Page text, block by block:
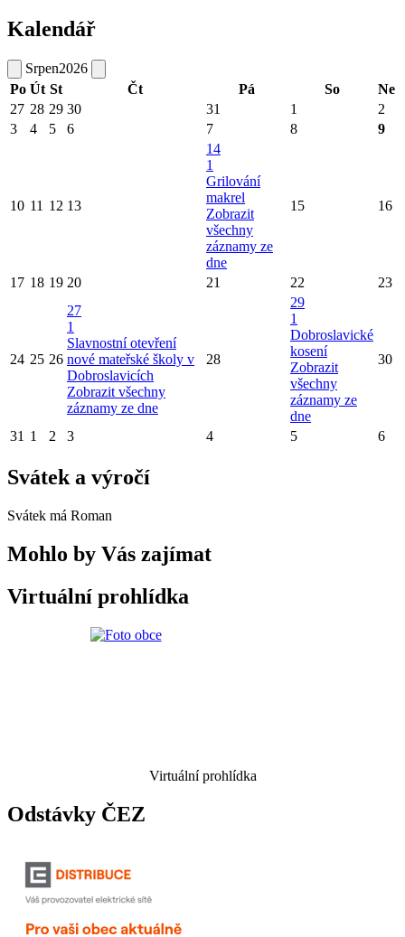
Kalendář
Srpen2026
Po Út St Čt Pá So
Ne
27 28 29 30 31 1
2
3
4 5 6 7 8 9
10 11 12 13
14
1
Grilování
makrel
Zobrazit
všechny
záznamy ze
dne
15 16
17 18 19 20 21 22 23
24 25 26
27
1
Slavnostní otevření
nové mateřské školy v
Dobroslavicích
Zobrazit všechny
záznamy ze dne
28
29
1
Dobroslavické
kosení
Zobrazit
všechny
záznamy ze
dne
30
31 1 2 3 4 5 6
Svátek a výročí
Svátek má Roman
Mohlo by Vás zajímat
Virtuální prohlídka
Virtuální prohlídka
Odstávky ČEZ